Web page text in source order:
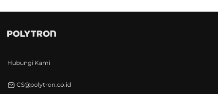
Hubungi Kami
CS@polytron.co.id